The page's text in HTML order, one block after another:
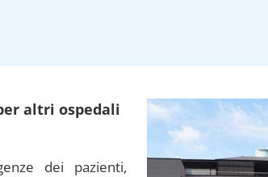
altri ospedali
dei pazienti,